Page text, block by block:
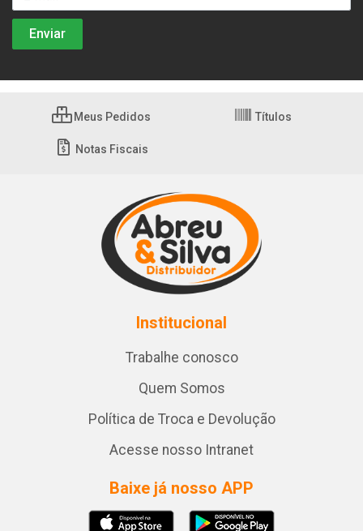
Meus Pedidos Títulos
Notas Fiscais
Institucional
Trabalhe conosco
Quem Somos
Política de Troca e Devolução
Acesse nosso Intranet
Baixe já nosso APP